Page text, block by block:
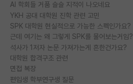
AI 학회들 거품 슬슬 지적이 나오네요
YKH 공대 대학원 진학 관련 고민
SPK 대학원 현실적으로 가능한 스펙인가요?
근데 여기는 왜 그렇게 SPK를 물어보는거임?
석사가 1저자 논문 가져가는게 흔한건가요?
대학원 합격구조 관련
면접 복장
편입생 학부연구생 질문